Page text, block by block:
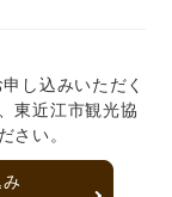
し込みいただく
東近江市観光協
さい。